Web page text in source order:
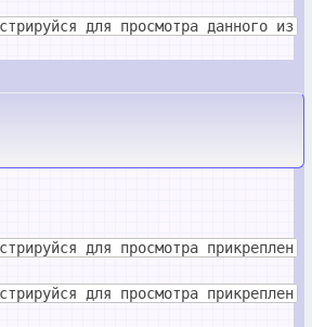
для просмотра данного из
для просмотра прикреплен
для просмотра прикреплен